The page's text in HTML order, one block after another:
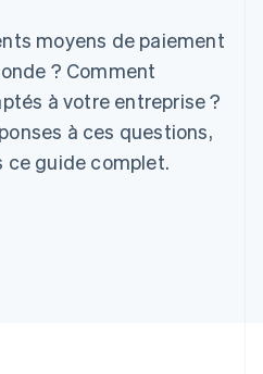
moyens de paiement
? Comment
à votre entreprise ?
à ces questions,
ce guide complet.